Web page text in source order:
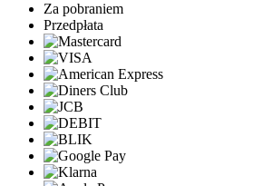
Za pobraniem
Przedpłata